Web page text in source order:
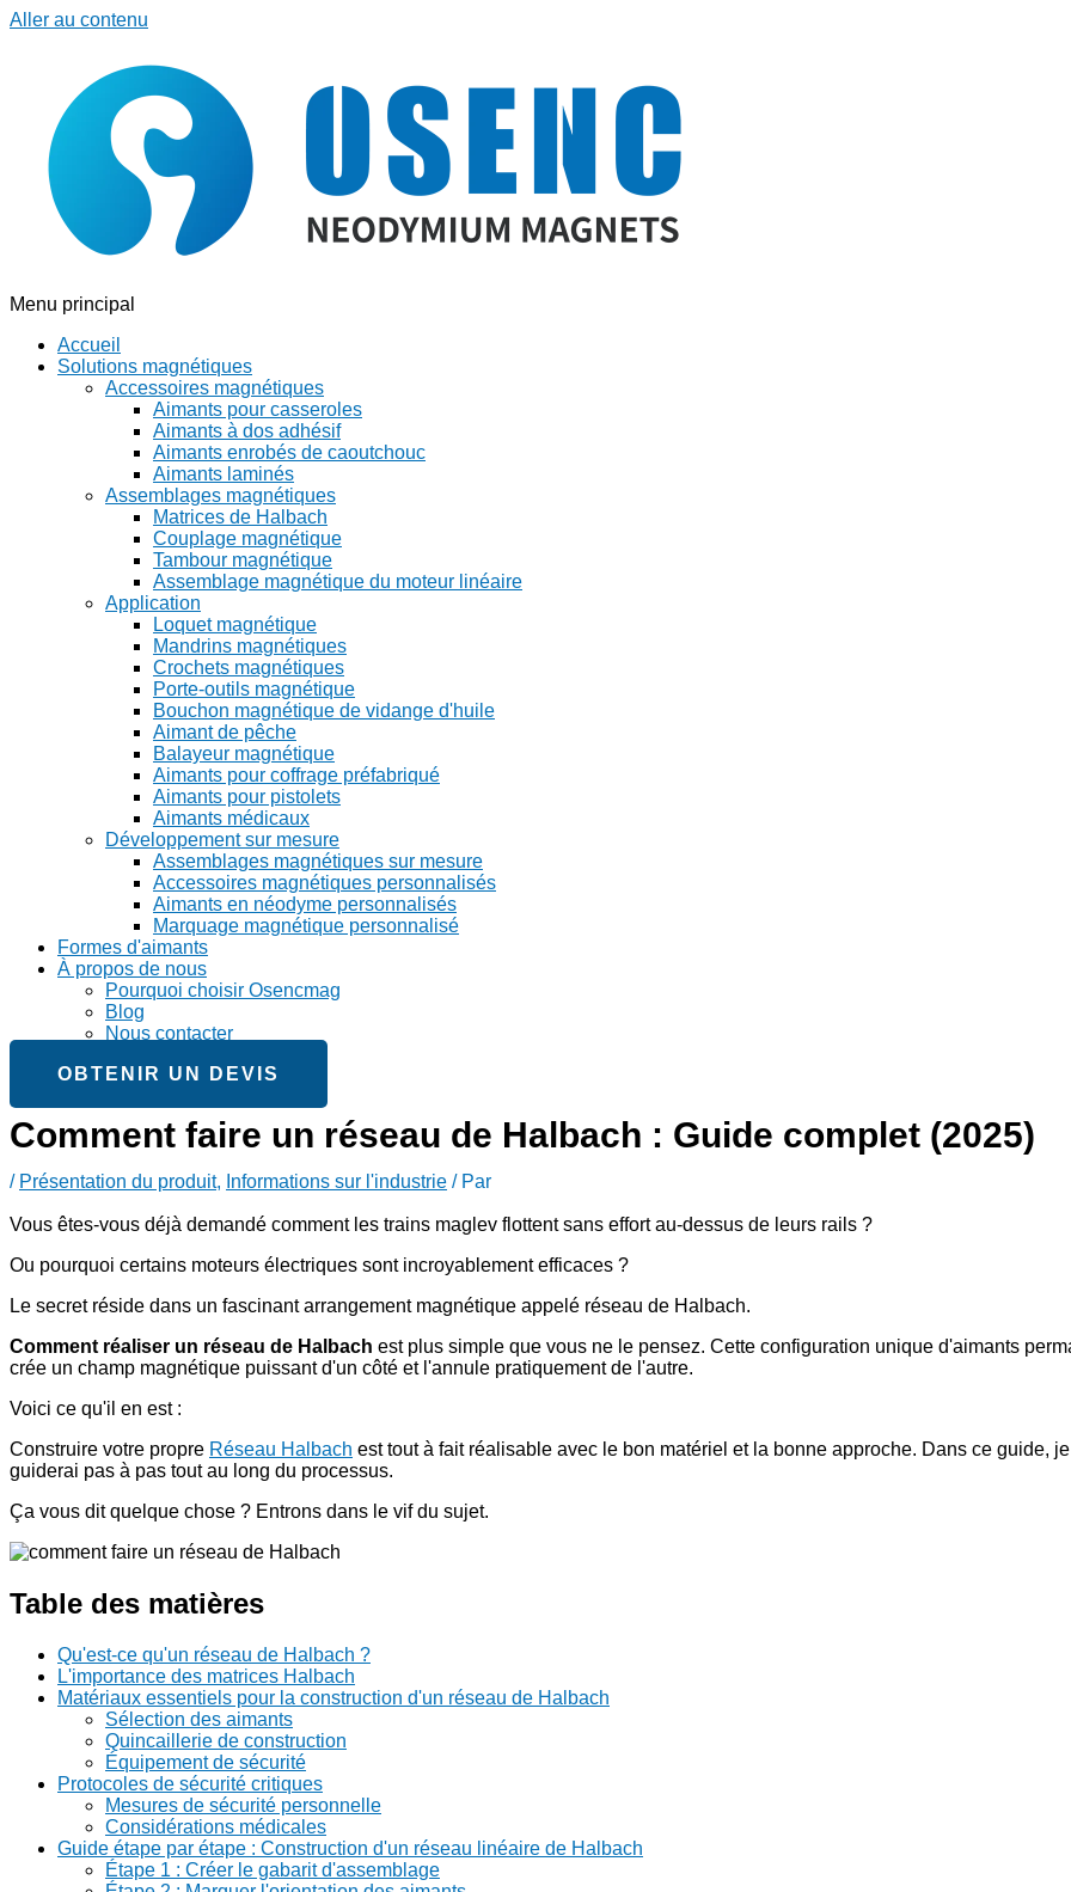
Aller au contenu
Menu principal
Accueil
Solutions magnétiques
Accessoires magnétiques
Aimants pour casseroles
Aimants à dos adhésif
Aimants enrobés de caoutchouc
Aimants laminés
Assemblages magnétiques
Matrices de Halbach
Couplage magnétique
Tambour magnétique
Assemblage magnétique du moteur linéaire
Application
Loquet magnétique
Mandrins magnétiques
Crochets magnétiques
Porte-outils magnétique
Bouchon magnétique de vidange d'huile
Aimant de pêche
Balayeur magnétique
Aimants pour coffrage préfabriqué
Aimants pour pistolets
Aimants médicaux
Développement sur mesure
Assemblages magnétiques sur mesure
Accessoires magnétiques personnalisés
Aimants en néodyme personnalisés
Marquage magnétique personnalisé
Formes d'aimants
À propos de nous
Pourquoi choisir Osencmag
Blog
Nous contacter
OBTENIR UN DEVIS
Comment faire un réseau de Halbach : Guide complet (2025)
/ Présentation du produit, Informations sur l'industrie / Par
Vous êtes-vous déjà demandé comment les trains maglev flottent sans effort au-dessus de leurs rails ?
Ou pourquoi certains moteurs électriques sont incroyablement efficaces ?
Le secret réside dans un fascinant arrangement magnétique appelé réseau de Halbach.
Comment réaliser un réseau de Halbach est plus simple que vous ne le pensez. Cette configuration unique d'aimants
crée un champ magnétique puissant d'un côté et l'annule pratiquement de l'autre.
Voici ce qu'il en est :
Construire votre propre Réseau Halbach est tout à fait réalisable avec le bon matériel et la bonne approche. Dans ce guide,
guiderai pas à pas tout au long du processus.
Ça vous dit quelque chose ? Entrons dans le vif du sujet.
Table des matières
Qu'est-ce qu'un réseau de Halbach ?
L'importance des matrices Halbach
Matériaux essentiels pour la construction d'un réseau de Halbach
Sélection des aimants
Quincaillerie de construction
Équipement de sécurité
Protocoles de sécurité critiques
Mesures de sécurité personnelle
Considérations médicales
Guide étape par étape : Construction d'un réseau linéaire de Halbach
Étape 1 : Créer le gabarit d'assemblage